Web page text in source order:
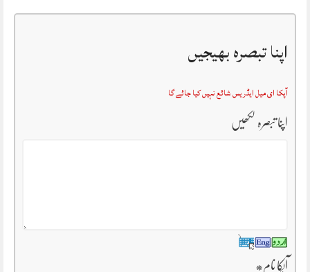
اپنا تبصرہ بھیجیں
آپکا ای میل ایڈریس شائع نہیں کیا جائے گا
اپنا تبصرہ لکھیں
آپکا نام*